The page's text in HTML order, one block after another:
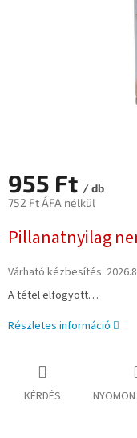
955 Ft / db
752 Ft ÁFA nélkül
Pillanatnyilag
Várható kézbesítés:
A tétel elfogyott…
Részletes információ
KÉRDÉS